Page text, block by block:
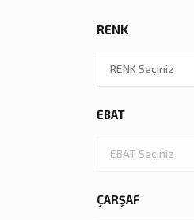
RENK
EBAT
ÇARŞAF